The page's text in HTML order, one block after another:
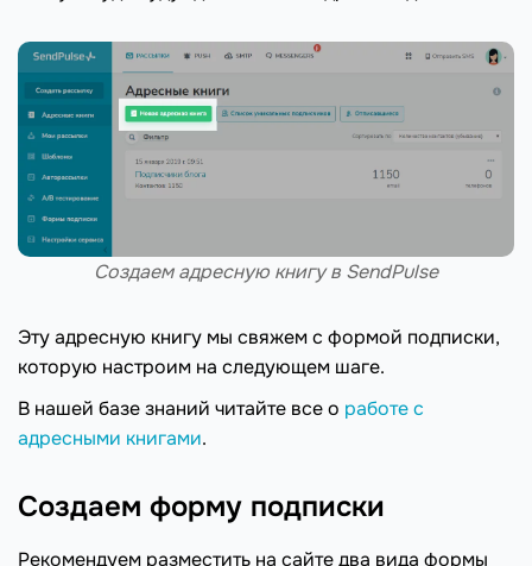
Создаем адресную книгу в SendPulse
Эту адресную книгу мы свяжем с формой подписки,
которую настроим на следующем шаге.
В нашей базе знаний читайте все о работе с
адресными книгами.
Создаем форму подписки
Рекомендуем разместить на сайте два вида формы